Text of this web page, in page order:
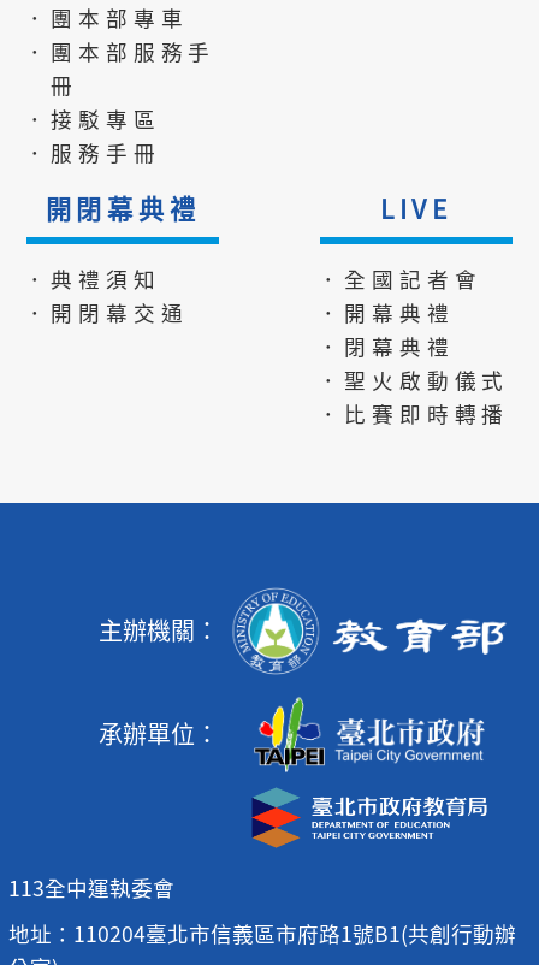
．團本部專車
．團本部服務手
冊
．接駁專區
．服務手冊
開閉幕典禮
．典禮須知
．開閉幕交通
LIVE
．全國記者會
．開幕典禮
．閉幕典禮
．聖火啟動儀式
．比賽即時轉播
主辦機關：
承辦單位：
113全中運執委會
地址：110204臺北市信義區市府路1號B1(共創行動辦